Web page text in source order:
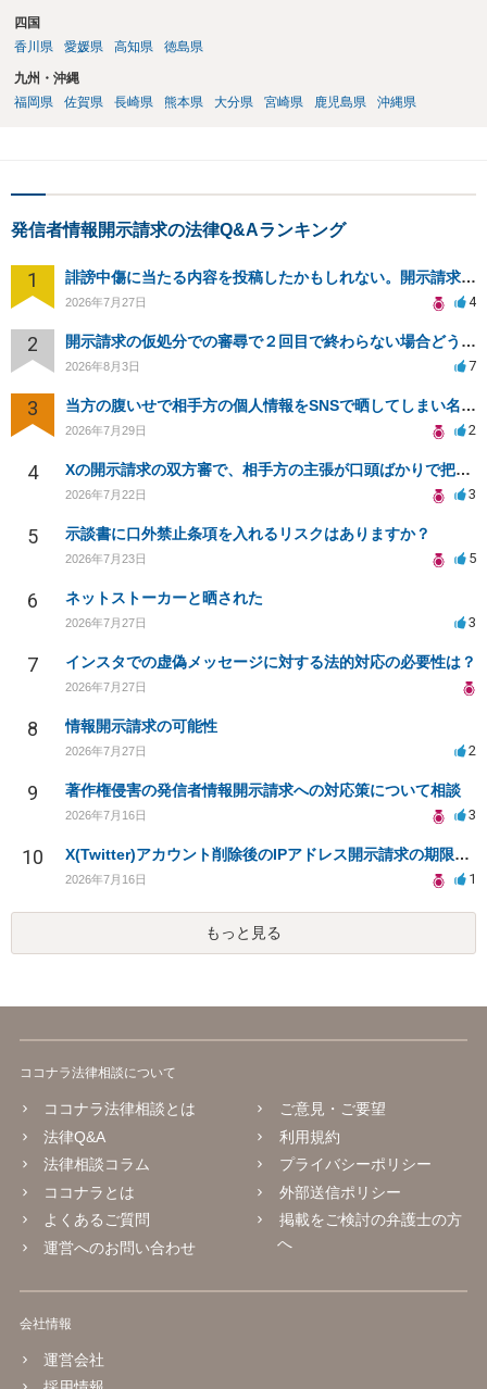
四国
香川県
愛媛県 高知県 徳島県
九州・沖縄
福岡県
佐賀県 長崎県 熊本県 大分県 宮崎県 鹿児島県 沖縄県
発信者情報開示請求の法律Q&Aランキング
1 誹謗中傷に当たる内容を投稿したかもしれない。開示請求や民事刑事裁判に発展しうるのか教えて欲しい。
2026年7月27日 4
2 開示請求の仮処分での審尋で２回目で終わらない場合どうしたらいいですか
2026年8月3日 7
3 当方の腹いせで相手方の個人情報をSNSで晒してしまい名誉毀損させてしまったかもしれない
2026年7月29日 2
4 Xの開示請求の双方審で、相手方の主張が口頭ばかりで把握しきれません
2026年7月22日 3
5 示談書に口外禁止条項を入れるリスクはありますか？
2026年7月23日 5
6 ネットストーカーと晒された
2026年7月27日 3
7 インスタでの虚偽メッセージに対する法的対応の必要性は？
2026年7月27日
8 情報開示請求の可能性
2026年7月27日 2
9 著作権侵害の発信者情報開示請求への対応策について相談
2026年7月16日 3
10 X(Twitter)アカウント削除後のIPアドレス開示請求の期限は？
2026年7月16日 1
もっと見る
ココナラ法律相談について
ココナラ法律相談とは
法律Q&A
法律相談コラム
ココナラとは
よくあるご質問
運営へのお問い合わせ
ご意見・ご要望
利用規約
プライバシーポリシー
外部送信ポリシー
掲載をご検討の弁護士の方
へ
会社情報
運営会社